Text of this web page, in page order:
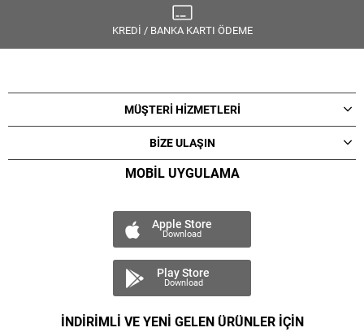
KREDİ / BANKA KARTI ÖDEME
MÜŞTERİ HİZMETLERİ
BİZE ULAŞIN
MOBİL UYGULAMA
Apple Store
Download
Play Store
Download
İNDİRİMLİ VE YENİ GELEN ÜRÜNLER İÇİN